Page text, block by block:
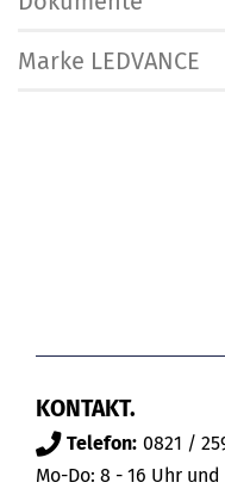
Marke LEDVANCE
KONTAKT.
Telefon: 0821 /
Mo-Do: 8 - 16 Uhr und